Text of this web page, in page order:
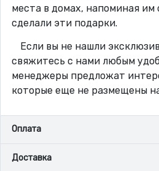
места в домах, напоминая им
сделали эти подарки.
Если вы не нашли
свяжитесь с нами любым
менеджеры предложат
которые еще не размещены
Оплата
Доставка